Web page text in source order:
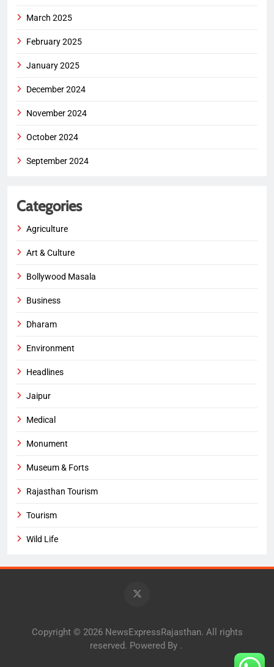
March 2025
February 2025
January 2025
December 2024
November 2024
October 2024
September 2024
Categories
Agriculture
Art & Culture
Bollywood Masala
Business
Dharam
Environment
Headlines
Jaipur
Medical
Monument
Museum & Forts
Rajasthan Tourism
Tourism
Wild Life
Copyright © 2026 NewsExpressRajasthan. All rights
reserved. Powered By .